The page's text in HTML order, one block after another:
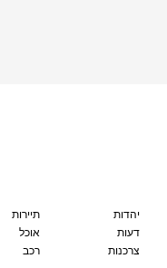
יהדות
דעות
צרכנות
תיירות
אוכל
רכב